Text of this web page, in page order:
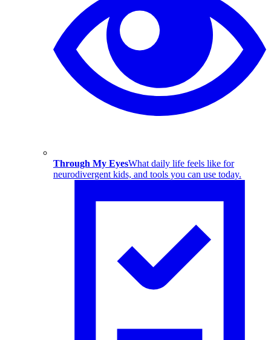
Through My EyesWhat daily life feels like for
neurodivergent kids, and tools you can use today.